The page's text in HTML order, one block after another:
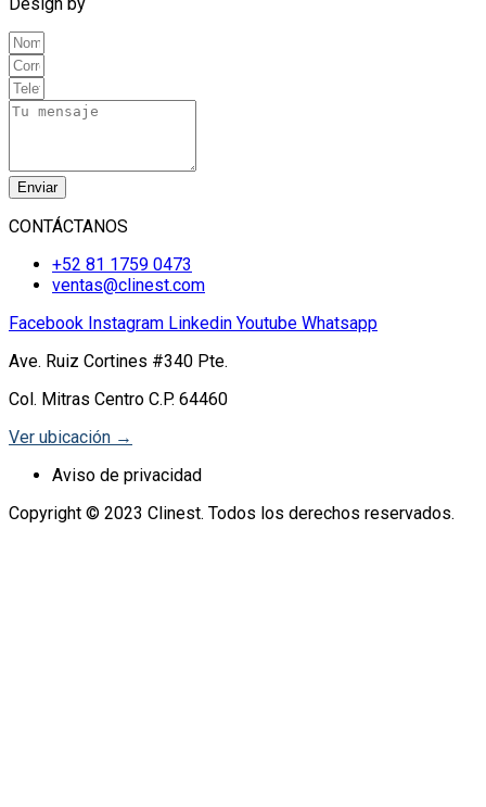
Design by
Enviar
CONTÁCTANOS
+52 81 1759 0473
ventas@clinest.com
Facebook Instagram Linkedin Youtube Whatsapp
Ave. Ruiz Cortines #340 Pte.
Col. Mitras Centro C.P. 64460
Ver ubicación →
Aviso de privacidad
Copyright © 2023 Clinest. Todos los derechos reservados.